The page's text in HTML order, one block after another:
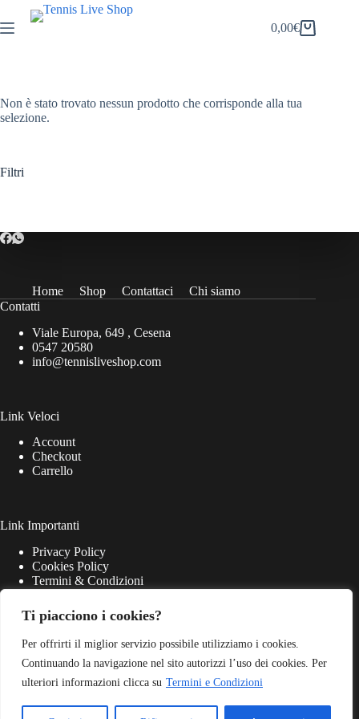
Ti piacciono i cookies?
Per offrirti il miglior servizio possibile utilizziamo i cookies.
Continuando la navigazione nel sito autorizzi l’uso dei cookies. Per
ulteriori informazioni clicca su Termini e Condizioni
al
contenuto
Carrello
0,00€
Non è stato trovato nessun prodotto che corrisponde alla tua
selezione.
Filtri
Home Shop Contattaci
Chi siamo
Contatti
Viale Europa, 649 , Cesena
0547 20580
info@tennisliveshop.com
Link Veloci
Account
Checkout
Carrello
Link Importanti
Privacy Policy
Cookies Policy
Termini & Condizioni